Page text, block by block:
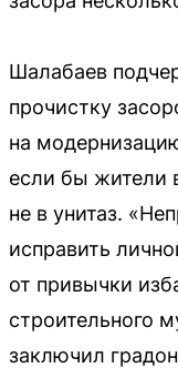
Шалабаев
прочистку
на
если бы жители
не в унитаз.
исправить
от привычки
строительного
заключил